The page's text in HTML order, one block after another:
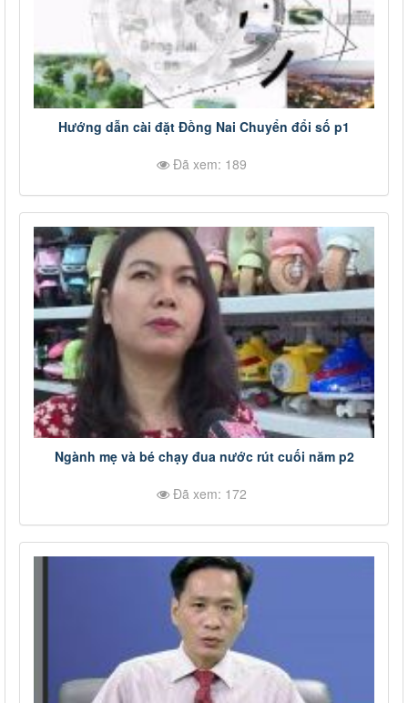
Hướng dẫn cài đặt Đồng Nai Chuyển đổi số p1
Đã xem: 189
Ngành mẹ và bé chạy đua nước rút cuối năm p2
Đã xem: 172